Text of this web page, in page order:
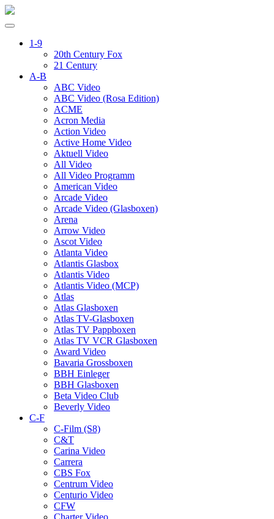
1-9
20th Century Fox
21 Century
A-B
ABC Video
ABC Video (Rosa Edition)
ACME
Acron Media
Action Video
Active Home Video
Aktuell Video
All Video
All Video Programm
American Video
Arcade Video
Arcade Video (Glasboxen)
Arena
Arrow Video
Ascot Video
Atlanta Video
Atlantis Glasbox
Atlantis Video
Atlantis Video (MCP)
Atlas
Atlas Glasboxen
Atlas TV-Glasboxen
Atlas TV Pappboxen
Atlas TV VCR Glasboxen
Award Video
Bavaria Grossboxen
BBH Einleger
BBH Glasboxen
Beta Video Club
Beverly Video
C-F
C-Film (S8)
C&T
Carina Video
Carrera
CBS Fox
Centrum Video
Centurio Video
CFW
Charter Video